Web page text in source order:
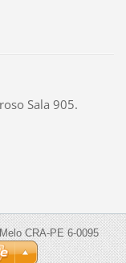
Sala 905.
CRA-PE 6-0095